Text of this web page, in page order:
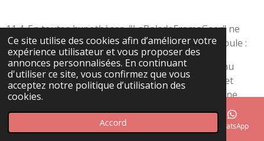
Ce site utilise des cookies afin d’améliorer votre
expérience utilisateur et vous proposer des
annonces personnalisées. En continuant
d'utiliser ce site, vous confirmez que vous
acceptez notre politique d’utilisation des
cookies.
Accord
11.4. En toutes hypothèses, "LaBaladeFromaGeer" ne
pourra être tenu responsable si ce dommage découle :
- D’un comportement s’écartant de celui qu’est tenu
d’adopter tout homme raisonnablement prudent et
diligent, que ce comportement constitue ou non une
faute lourde,
- Du non-respect des consignes fournies au client par
Carte WhatsApp